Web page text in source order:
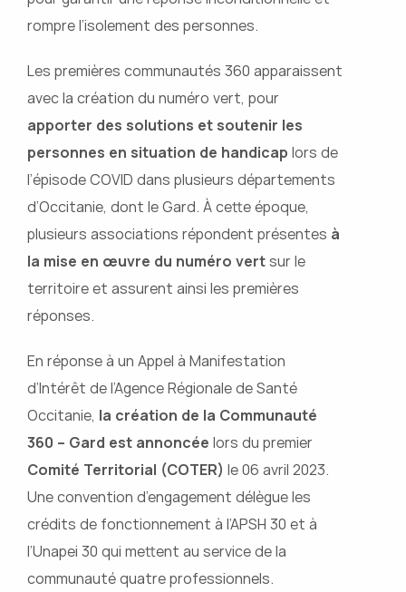
rompre l’isolement des personnes.
Les premières communautés 360 apparaissent
avec la création du numéro vert, pour
apporter des solutions et soutenir les
personnes en situation de handicap lors de
l’épisode COVID dans plusieurs départements
d’Occitanie, dont le Gard. À cette époque,
plusieurs associations répondent présentes à
la mise en œuvre du numéro vertsur le
territoire et assurent ainsi les premières
réponses.
En réponse à un Appel à Manifestation
d’Intérêt de l’Agence Régionale de Santé
Occitanie, la création de la Communauté
360 – Gard est annoncée lors du premier
Comité Territorial (COTER) le 06 avril 2023.
Une convention d’engagement délègue les
crédits de fonctionnement à l’APSH 30 et à
l’Unapei 30 qui mettent au service de la
communauté quatre professionnels.